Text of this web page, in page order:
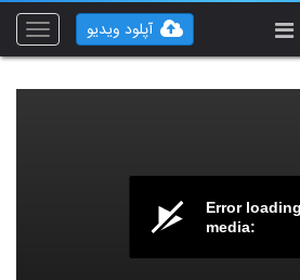
Toggle
آپلود ویدیو
Error loading
media: